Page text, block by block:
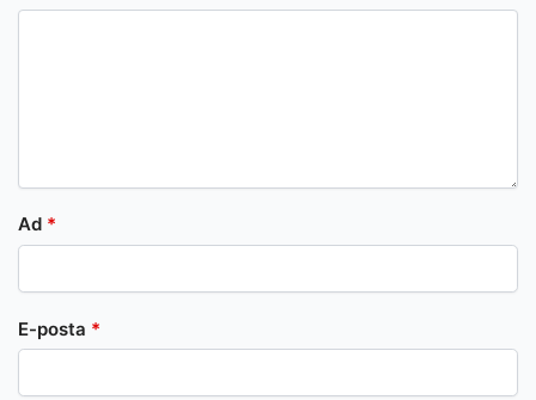
Ad *
E-posta *